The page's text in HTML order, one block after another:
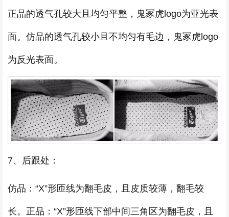
正品的透气孔较大且均匀平整，鬼冢虎logo为亚光表
面。仿品的透气孔较小且不均匀有毛边，鬼冢虎logo
为反光表面。
7、后跟处：
仿品：“X”形匝线为翻毛皮，且皮质较薄，翻毛较
长。正品：“X”形匝线下部中间三角区为翻毛皮，且